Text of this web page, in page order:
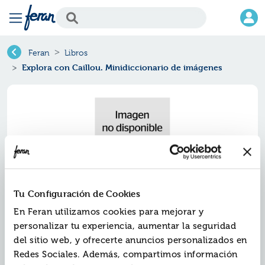
Tu Configuración de Cookies
En Feran utilizamos cookies para mejorar y
personalizar tu experiencia, aumentar la seguridad
del sitio web, y ofrecerte anuncios personalizados en
Redes Sociales. Además, compartimos información
Feran Libros
Explora con Caillou. Minidiccionario de imágenes
Explora con caillou.
minidiccionario de imágenes